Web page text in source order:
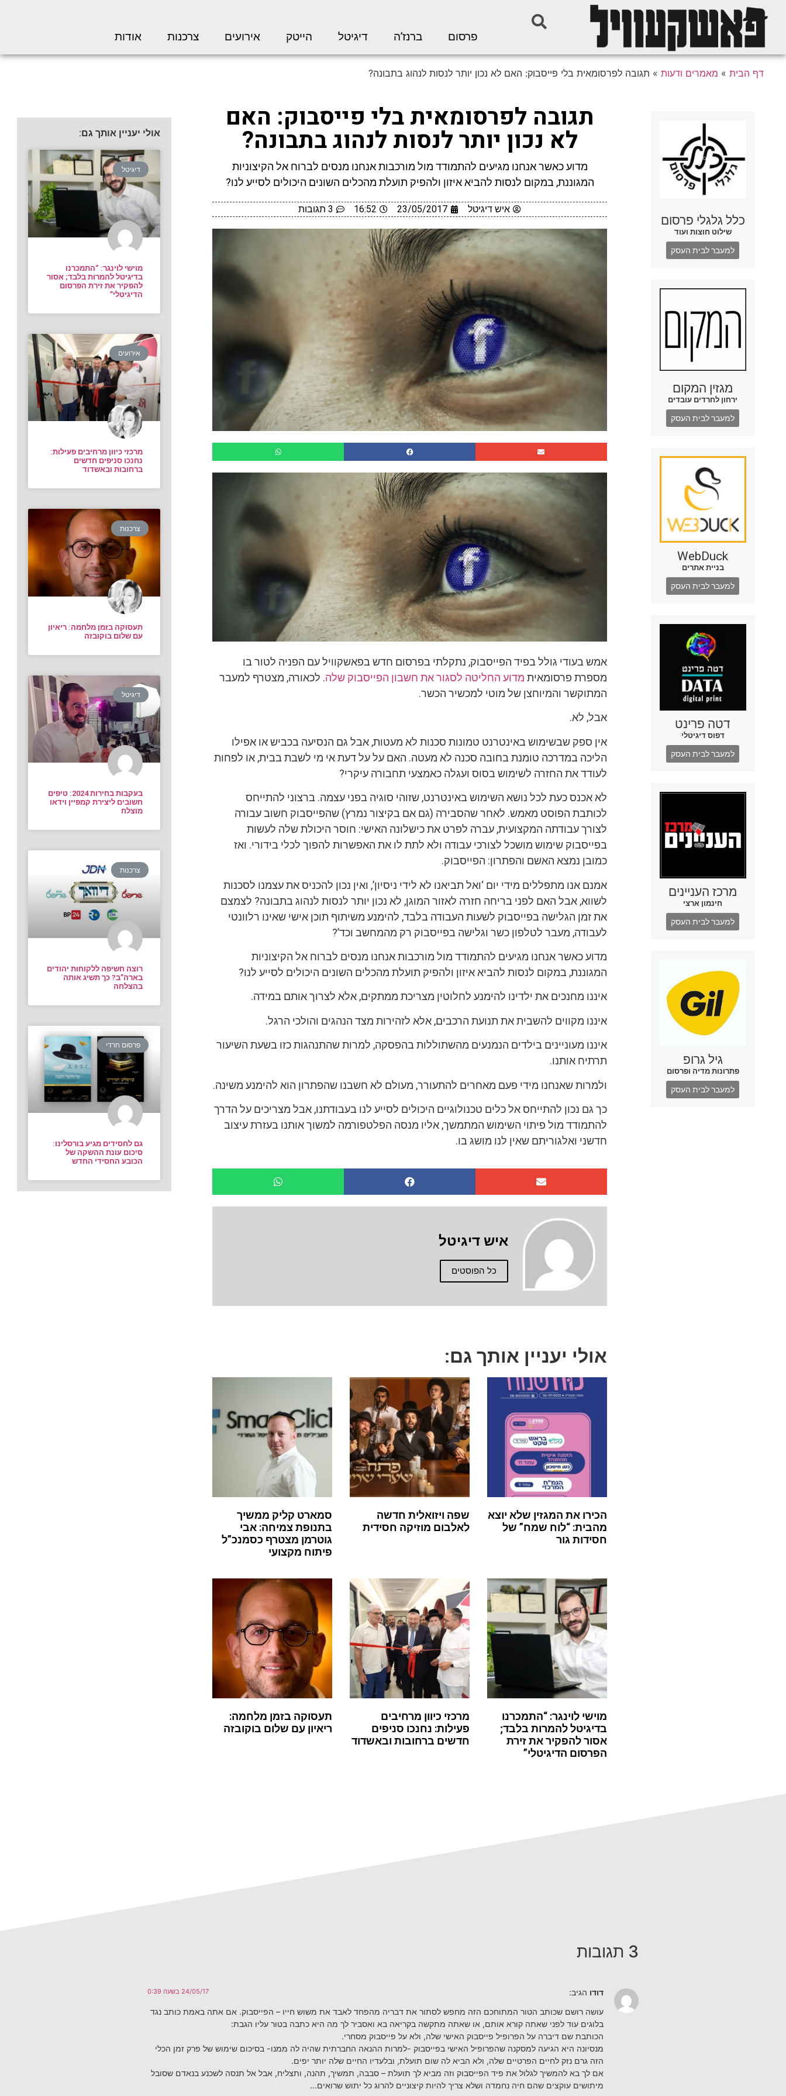
פרסום ברנז’ה דיגיטל הייטק אירועים צרכנות אודות
דף הבית » מאמרים ודעות » תגובה לפרסומאית בלי פייסבוק: האם לא נכון יותר לנסות לנהוג בתבונה?
כלל גלגלי פרסום
שילוט חוצות ועוד
למעבר לבית העסק
מגזין המקום
ירחון לחרדים עובדים
למעבר לבית העסק
WebDuck
בניית אתרים
למעבר לבית העסק
דטה פרינט
דפוס דיגיטלי
למעבר לבית העסק
מרכז העניינים
חינמון ארצי
למעבר לבית העסק
גיל גרופ
פתרונות מדיה ופרסום
למעבר לבית העסק
תגובה לפרסומאית בלי פייסבוק: האם
לא נכון יותר לנסות לנהוג בתבונה?
מדוע כאשר אנחנו מגיעים להתמודד מול מורכבות אנחנו מנסים לברוח אל הקיצוניות
המגוננת, במקום לנסות להביא איזון ולהפיק תועלת מהכלים השונים היכולים לסייע לנו?
איש דיגיטל 23/05/2017
16:52 3 תגובות
אמש בעודי גולל בפיד הפייסבוק, נתקלתי בפרסום חדש בפאשקוויל עם הפניה לטור בו
מספרת פרסומאית מדוע החליטה לסגור את חשבון הפייסבוק שלה. לכאורה, מצטרף למעבר
המתוקשר והמיוחצן של מוטי למכשיר הכשר.
אבל, לא.
אין ספק שבשימוש באינטרנט טמונות סכנות לא מעטות, אבל גם הנסיעה בכביש או אפילו
הליכה במדרכה טומנת בחובה סכנה לא מעטה. האם על על דעת אי מי לשבת בבית, או לפחות
לעודד את החזרה לשימוש בסוס ועגלה כאמצעי תחבורה עיקרי?
לא אכנס כעת לכל נושא השימוש באינטרנט, שזוהי סוגיה בפני עצמה. ברצוני להתייחס
לכותבת הפוסט מאמש. לאחר שהסבירה (גם אם בקיצור נמרץ) שהפייסבוק חשוב עבורה
לצורך עבודתה המקצועית, עברה לפרט את כישלונה האישי: חוסר היכולת שלה לעשות
בפייסבוק שימוש מושכל לצורכי עבודה ולא לתת לו את האפשרות להפוך לכלי בידורי. ואז
כמובן נמצא האשם והפתרון: הפייסבוק.
אמנם אנו מתפללים מידי יום ‘ואל תביאנו לא לידי ניסיון’, ואין נכון להכניס את עצמנו לסכנות
לשווא, אבל האם לפני בריחה חזרה לאזור המוגן, לא נכון יותר לנסות לנהוג בתבונה? לצמצם
את זמן הגלישה בפייסבוק לשעות העבודה בלבד, להימנע משיתוף תוכן אישי שאינו רלוונטי
לעבודה, מעבר לטלפון כשר וגלישה בפייסבוק רק מהמחשב וכד’?
מדוע כאשר אנחנו מגיעים להתמודד מול מורכבות אנחנו מנסים לברוח אל הקיצוניות
המגוננת, במקום לנסות להביא איזון ולהפיק תועלת מהכלים השונים היכולים לסייע לנו?
איננו מחנכים את ילדינו להימנע לחלוטין מצריכת ממתקים, אלא לצרוך אותם במידה.
איננו מקווים להשבית את תנועת הרכבים, אלא לזהירות מצד הנהגים והולכי הרגל.
איננו מעוניינים בילדים הנמנעים מהשתוללות בהפסקה, למרות שהתנהגות כזו בשעת השיעור
תרתיח אותנו.
ולמרות שאנחנו מידי פעם מאחרים להתעורר, מעולם לא חשבנו שהפתרון הוא להימנע משינה.
כך גם נכון להתייחס אל כלים טכנולוגיים היכולים לסייע לנו בעבודתנו, אבל מצריכים על הדרך
להתמודד מול פיתוי השימוש המתמשך, אליו מנסה הפלטפורמה למשוך אותנו בעזרת עיצוב
חדשני ואלגוריתם שאין לנו מושג בו.
איש דיגיטל
כל הפוסטים
אולי יעניין אותך גם:
הכירו את המגזין שלא יוצא
מהבית: “לוח שמח” של
חסידות גור
שפה ויזואלית חדשה
לאלבום מוזיקה חסידית
סמארט קליק ממשיך
בתנופת צמיחה: אבי
גוטרמן מצטרף כסמנכ”ל
פיתוח מקצועי
מוישי לוינגר: “התמכרנו
בדיגיטל להמרות בלבד;
אסור להפקיר את זירת
הפרסום הדיגיטלי”
מרכזי כיוון מרחיבים
פעילות: נחנכו סניפים
חדשים ברחובות ובאשדוד
תעסוקה בזמן מלחמה:
ריאיון עם שלום בוקובזה
אולי יעניין אותך גם:
דיגיטל
מוישי לוינגר: “התמכרנו
בדיגיטל להמרות בלבד; אסור
להפקיר את זירת הפרסום
הדיגיטלי”
אירועים
מרכזי כיוון מרחיבים פעילות:
נחנכו סניפים חדשים
ברחובות ובאשדוד
צרכנות
תעסוקה בזמן מלחמה: ריאיון
עם שלום בוקובזה
דיגיטל
בעקבות בחירות 2024: טיפים
חשובים ליצירת קמפיין וידאו
מוצלח
צרכנות
רוצה חשיפה ללקוחות יהודים
בארה”ב? כך תשיג אותה
בהצלחה
פרסום חרדי
גם לחסידים מגיע בורסלינו:
סיכום עונת ההשקה של
הכובע החסידי החדש
3 תגובות
דודו הגיב: 24/05/17 בשעה 0:39
עושה רושם שכותב הטור המתוחכם הזה מחפש לסתור את דבריה מהפחד לאבד את משוש חייו – הפייסבוק. אם אתה באמת כותב נגד
בלוגים עוד לפני שאתה קורא אותם, או שאתה מתקשה בקריאה בא ואסביר לך מה היא כתבה בטור עליו הגבת:
הכותבת שם דיברה על הפרופיל פייסבוק האישי שלה, ולא על פייסבוק מסחרי.
מנסיונה היא הגיעה למסקנה שהפרופיל האישי בפייסבוק -למרות ההנאה החברתית שהיה לה ממנו- בסיכום שימוש של פרק זמן הכלי
הזה גרם נזק לחיים הפרטיים שלה, ולא הביא לה שום תועלת, ובלעדיו החיים שלה יותר יפים.
אם לך בא להמשיך לגלול את פיד הפייסבוק וזה מביא לך תועלת – סבבה, תמשיך, תהנה, ותצליח, אבל אל תנסה לשכנע בנאדם שסובל
מיתושים עוקצים שהם חיה נחמדה ושלא צריך להיות קיצוניים להרוג כל יתוש שרואים…